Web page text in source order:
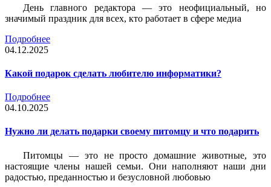
День главного редактора — это неофициальный, но
значимый праздник для всех, кто работает в сфере медиа
Подробнее
04.12.2025
Какой подарок сделать любителю информатики?
Подробнее
04.10.2025
Нужно ли делать подарки своему питомцу и что подарить
Питомцы — это не просто домашние животные, это
настоящие члены нашей семьи. Они наполняют наши дни
радостью, преданностью и безусловной любовью